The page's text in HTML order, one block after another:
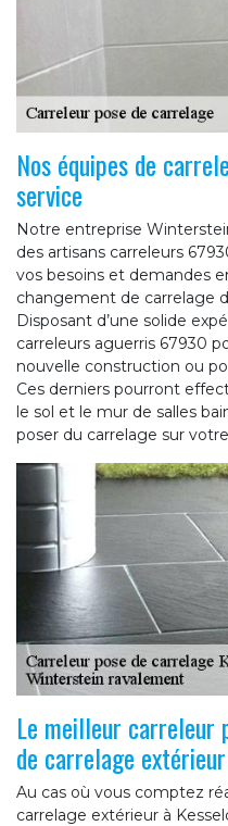
Nos équipes de
service
Notre entreprise
des artisans carreleurs
vos besoins et demandes
changement de carrelage
Disposant d’une solide
carreleurs aguerris 67930
nouvelle construction ou
Ces derniers pourront
le sol et le mur de salles
poser du carrelage sur
Le meilleur carreleur
de carrelage
Au cas où vous comptez
carrelage extérieur à